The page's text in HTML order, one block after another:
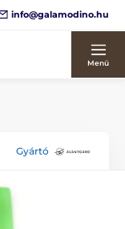
info@galamodino.hu
Menü
Gyártó